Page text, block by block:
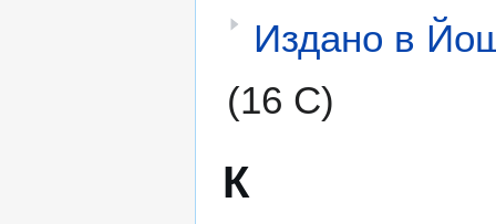
Издано в
(16 С)
К